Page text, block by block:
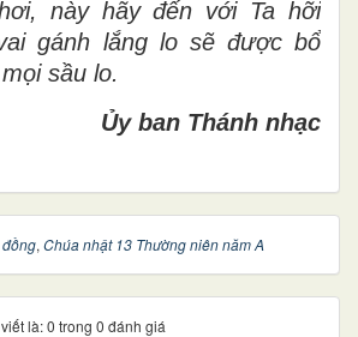
này hãy đến với Ta hỡi
gánh lắng lo sẽ được bổ
sầu lo.
Ủy ban Thánh nhạc
, Chúa nhật 13 Thường niên năm A
là: 0 trong 0 đánh giá